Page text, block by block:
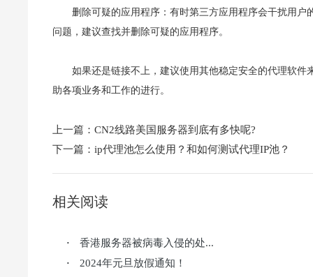
删除可疑的应用程序：有时第三方应用程序会干扰用
问题，建议查找并删除可疑的应用程序。
如果还是链接不上，建议使用其他稳定安全的代理软
助各项业务和工作的进行。
上一篇： CN2线路美国服务器到底有多快呢?
下一篇： ip代理池怎么使用？和如何测试代理IP池？
相关阅读
· 香港服务器被病毒入侵的处...
· 2024年元旦放假通知！